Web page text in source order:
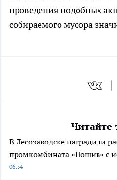
проведения подобных
собираемого мусора
Читайте
В Лесозаводске наградили
промкомбината «Пошив» с
06:34